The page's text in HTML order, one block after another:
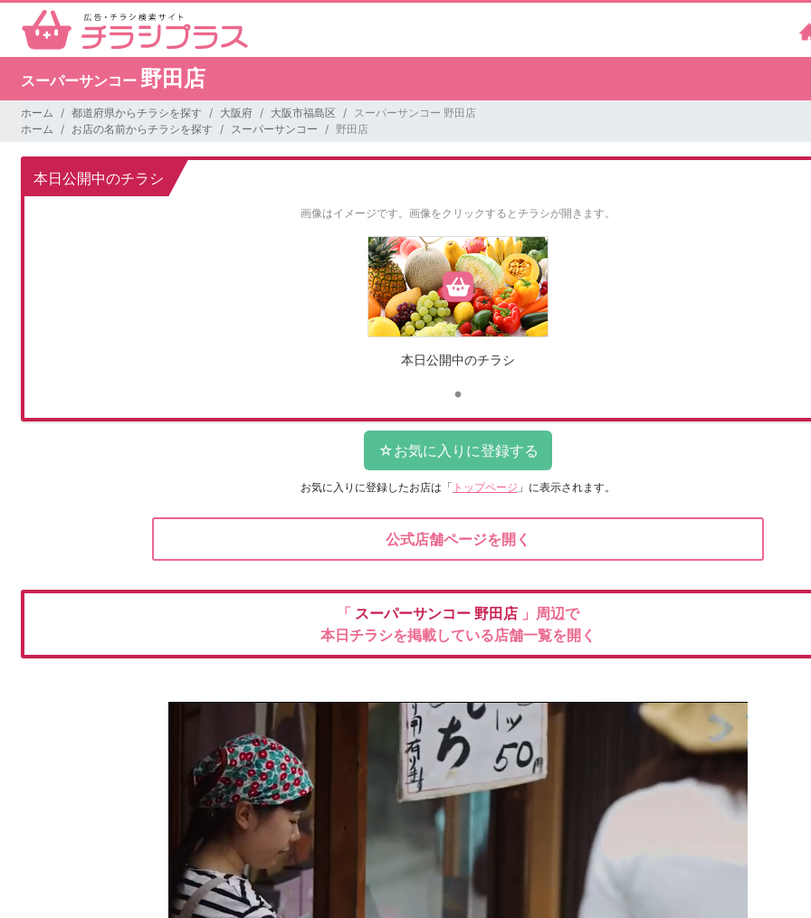
スーパーサンコー 野田店
ホーム 都道府県からチラシを探す 大阪府 大阪市福島区
スーパーサンコー 野田店
ホーム
お店の名前からチラシを探す スーパーサンコー 野田店
本日公開中のチラシ
画像はイメージです。 画像をクリックするとチラシが開きます。
本日公開中のチラシ
お気に入りに登録したお店は 「 トップページ 」に表示されます。
公式店舗ページを開く
「 スーパーサンコー 野田店 」周辺で
本日チラシを掲載している店舗一覧を開く